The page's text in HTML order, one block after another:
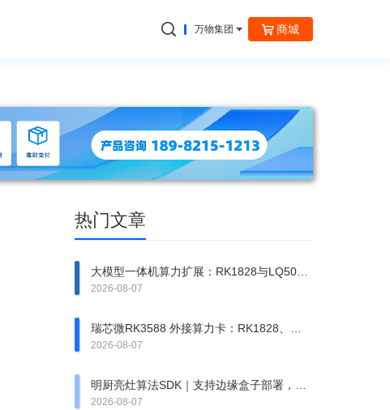
万物集团 商城
热门文章
大模型一体机算力扩展：RK1828与LQ50异
构方案拆解
2026-08-07
瑞芯微RK3588 外接算力卡：RK1828、
RK1820、LQ50 该上哪一张？
2026-08-07
明厨亮灶算法SDK｜支持边缘盒子部署，快
速完成智慧食安改造
2026-08-07